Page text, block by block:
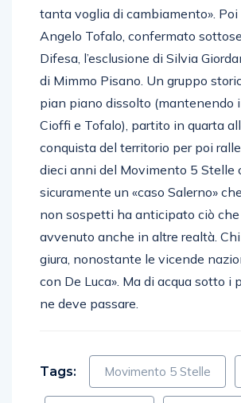
tanta voglia di cambiamento». Poi
Angelo Tofalo, confermato
Difesa, l’esclusione di Silvia
di Mimmo Pisano. Un gruppo
pian piano dissolto (mantenendo
Cioffi e Tofalo), partito in quarta
conquista del territorio per poi
dieci anni del Movimento 5 Stelle
sicuramente un «caso Salerno»
non sospetti ha anticipato ciò
avvenuto anche in altre realtà.
giura, nonostante le vicende
con De Luca». Ma di acqua sotto i
ne deve passare.
Tags: Movimento 5 Stelle